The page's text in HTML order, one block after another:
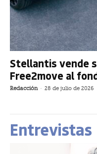
Stellantis vende
Free2move al
Redacción - 28 de julio de 2026
Entrevistas